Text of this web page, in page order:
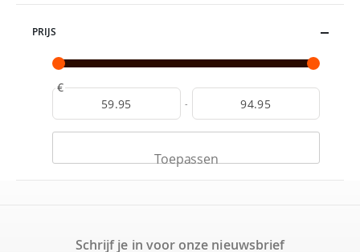
PRIJS
€
-
Toepassen
Schrijf je in voor onze nieuwsbrief